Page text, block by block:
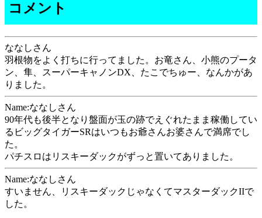
コメント
ななしさん
羽根物をよく打ちに行ってました。お竜さん、小熊のプータ
ン、隼、スーパーキャノンDX、たこでちゅー、なんかがあ
りました。
Name:ななしさん
90年代も後半となり盤面が玉の跡でえぐれたまま稼働してい
るビッグタイガーSRはいつもお爺さんお婆さんで満席でし
た。
パチスロはリスキーダックがずっと置いてありました。
Name:ななしさん
すいません、リスキーダックじゃなくてマスターダックIIで
した。